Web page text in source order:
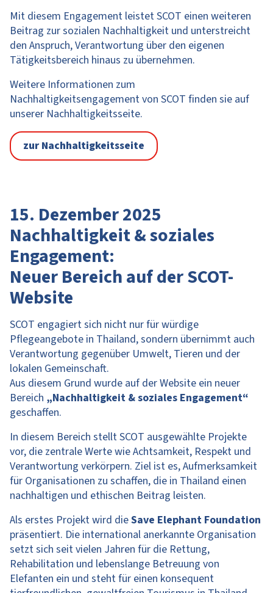
Mit diesem Engagement leistet SCOT einen weiteren
Beitrag zur sozialen Nachhaltigkeit und unterstreicht
den Anspruch, Verantwortung über den eigenen
Tätigkeitsbereich hinaus zu übernehmen.
Weitere Informationen zum
Nachhaltigkeitsengagement von SCOT finden sie auf
unserer Nachhaltigkeitsseite.
zur Nachhaltigkeitsseite
15. Dezember 2025
Nachhaltigkeit & soziales
Engagement:
Neuer Bereich auf der SCOT-
Website
SCOT engagiert sich nicht nur für würdige
Pflegeangebote in Thailand, sondern übernimmt auch
Verantwortung gegenüber Umwelt, Tieren und der
lokalen Gemeinschaft.
Aus diesem Grund wurde auf der Website ein neuer
Bereich „Nachhaltigkeit & soziales Engagement“
geschaffen.
In diesem Bereich stellt SCOT ausgewählte Projekte
vor, die zentrale Werte wie Achtsamkeit, Respekt und
Verantwortung verkörpern. Ziel ist es, Aufmerksamkeit
für Organisationen zu schaffen, die in Thailand einen
nachhaltigen und ethischen Beitrag leisten.
Als erstes Projekt wird dieSave Elephant Foundation
präsentiert. Die international anerkannte Organisation
setzt sich seit vielen Jahren für die Rettung,
Rehabilitation und lebenslange Betreuung von
Elefanten ein und steht für einen konsequent